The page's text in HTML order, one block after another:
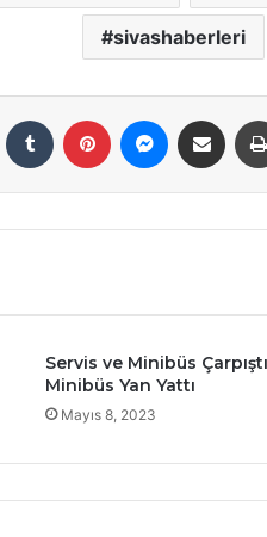
sivashaberleri
LinkedIn Tumblr Pinterest Messenger
E-Posta ile
Servis ve Minibüs
Minibüs Yan Yattı
Mayıs 8, 2023